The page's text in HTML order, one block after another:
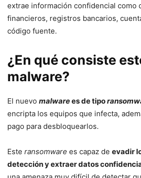
extrae información confidencial como
financieros, registros bancarios,
código fuente.
¿En qué consiste
malware?
El nuevo malwarees de tipo
encripta los equipos que infecta,
pago para desbloquearlos.
Este ransomware es capaz de evadir
detección y extraer datos